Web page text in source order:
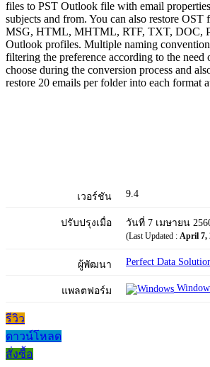
files to PST Outlook file with email
subjects and from. You can also restore
MSG, HTML, MHTML, RTF, TXT, DOC,
Outlook profiles. Multiple naming
filtering the preference according to the need
choose during the conversion process and
restore 20 emails per folder into each format
เวอร์ชัน 9.4
ปรับปรุงเมื่อ วันที่ 7 เมษายน
(Last Updated : April 7,
ผู้พัฒนา Perfect Data
แพลตฟอร์ม
รีวิว
ดาวน์โหลด
สั่งซื้อ